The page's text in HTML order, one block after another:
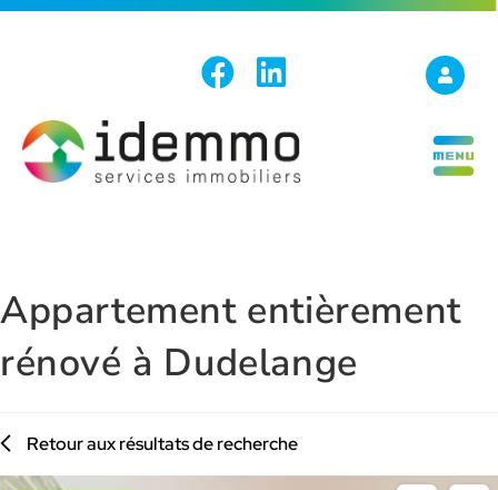
Appartement entièrement
rénové à Dudelange
Retour aux résultats de recherche